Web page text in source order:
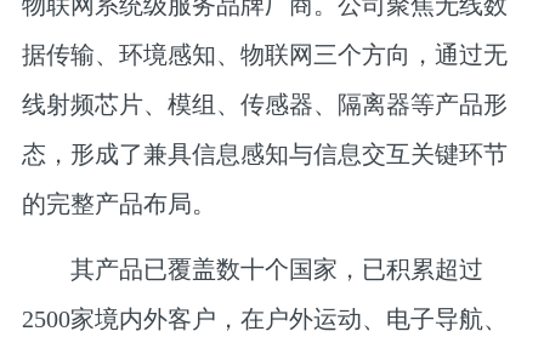
据传输、环境感知、物联网三个方向，通过无
线射频芯片、模组、传感器、隔离器等产品形
态，形成了兼具信息感知与信息交互关键环节
的完整产品布局。
其产品已覆盖数十个国家，已积累超过
2500家境内外客户，在户外运动、电子导航、